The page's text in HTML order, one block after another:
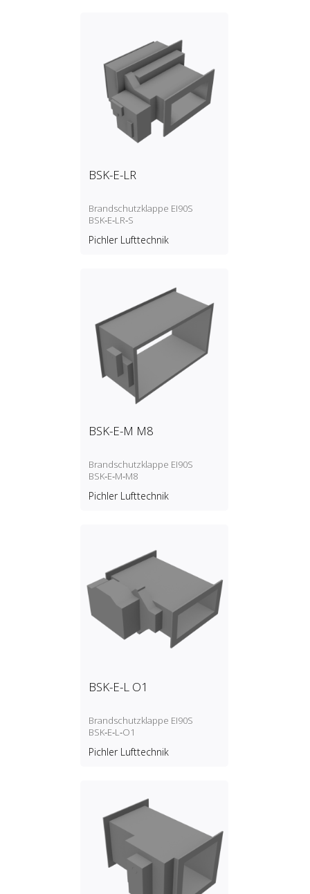
BSK-E-LR
Brandschutzklappe EI90S
BSK‑E‑LR‑S
Pichler Lufttechnik
BSK-E-M M8
Brandschutzklappe EI90S
BSK‑E‑M‑M8
Pichler Lufttechnik
BSK-E-L O1
Brandschutzklappe EI90S
BSK‑E‑L‑O1
Pichler Lufttechnik